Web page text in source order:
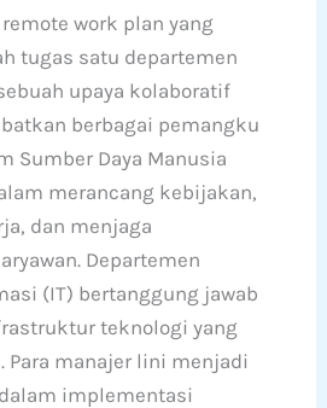
work plan yang
tugas satu departemen
upaya kolaboratif
berbagai pemangku
Sumber Daya Manusia
merancang kebijakan,
dan menjaga
Departemen
(IT) bertanggung jawab
teknologi yang
Para manajer lini menjadi
implementasi